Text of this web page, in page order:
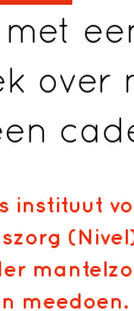
over
instituut
meedoen.